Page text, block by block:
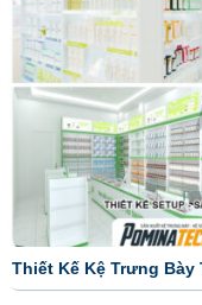
Thiết Kế Kệ Trưng Bày